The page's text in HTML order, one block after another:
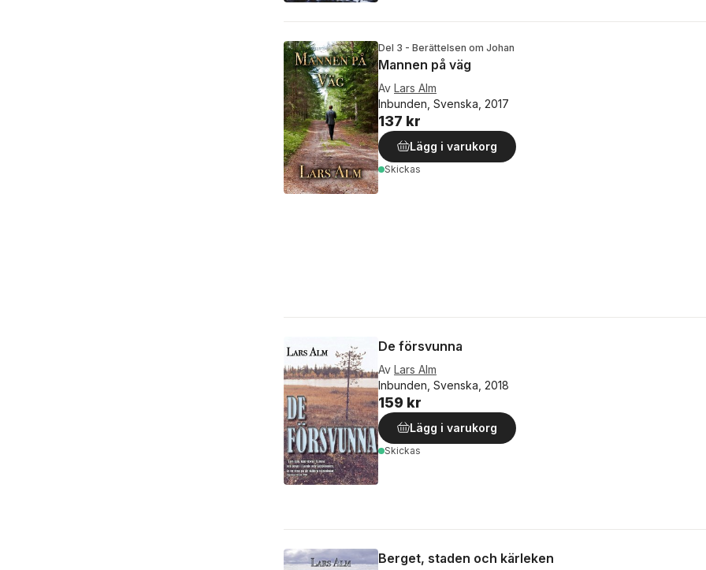
Del 3 - Berättelsen om Johan
Mannen på väg
Av Lars Alm
Inbunden, Svenska, 2017
137 kr
Lägg i varukorg
Skickas
De försvunna
Av Lars Alm
Inbunden, Svenska, 2018
159 kr
Lägg i varukorg
Skickas
Berget, staden och kärleken